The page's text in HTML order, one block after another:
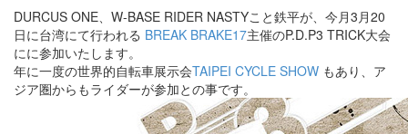
DURCUS ONE、W-BASE RIDER NASTYこと鉄平が、今月3月20
日に台湾にて行われる BREAK BRAKE17主催のP.D.P3 TRICK大会
にに参加いたします。
年に一度の世界的自転車展示会TAIPEI CYCLE SHOW もあり、ア
ジア圏からもライダーが参加との事です。